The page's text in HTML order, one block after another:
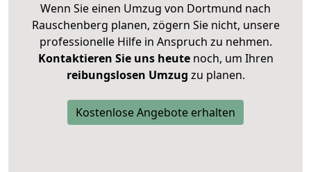
Wenn Sie einen Umzug von Dortmund nach
Rauschenberg planen, zögern Sie nicht, unsere
professionelle Hilfe in Anspruch zu nehmen.
Kontaktieren Sie uns heutenoch, um Ihren
reibungslosen Umzug zu planen.
Kostenlose Angebote erhalten